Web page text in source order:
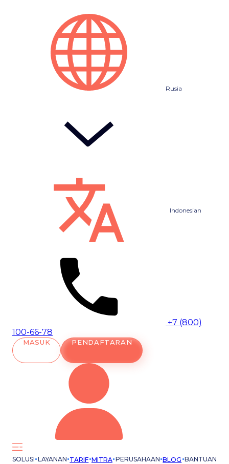
Rusia
Indonesian
+7 (800)
100-66-78
MASUK PENDAFTARAN
SOLUSI LAYANAN TARIF MITRA PERUSAHAAN BLOG BANTUAN